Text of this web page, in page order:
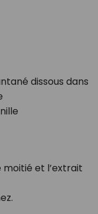
dissous dans
moitié et l’extrait